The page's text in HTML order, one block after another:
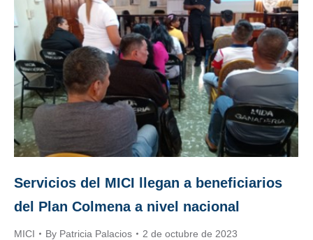
Servicios del MICI llegan a beneficiarios
del Plan Colmena a nivel nacional
MICI By Patricia Palacios 2 de octubre de 2023